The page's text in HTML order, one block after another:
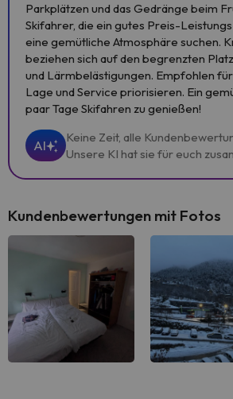
Parkplätzen und das Gedränge beim
Skifahrer, die ein gutes Preis-
eine gemütliche Atmosphäre suchen.
beziehen sich auf den begrenzten
und Lärmbelästigungen. Empfohlen
Lage und Service priorisieren. Ein
paar Tage Skifahren zu genießen!
AI
Keine Zeit, alle
Unsere KI hat sie für euch
Kundenbewertungen mit Fotos